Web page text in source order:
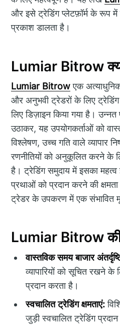
और इसे ट्रेडिंग प्लेटफ़ॉर्म के रूप में
प्रकाश डालता है।
Lumiar Bitrow
Lumiar Bitrowएक
और अनुभवी ट्रेडरों के लिए
लिए डिज़ाइन किया गया है। उन्नत
उठाकर, यह उपयोगकर्ताओं को
विश्लेषण, उच्च गति वाले व्यापार
रणनीतियों को अनुकूलित करने के
है। ट्रेडिंग समुदाय में इसका
प्रथाओं को प्रदान करने की
ट्रेडर के उपकरण में एक संभावित
Lumiar Bitrow की
वास्तविक समय बाजार
व्यापारियों को सूचित रखने के
प्रदान करता है।
स्वचालित ट्रेडिंग क्षमताएं:
जुड़ी स्वचालित ट्रेडिंग